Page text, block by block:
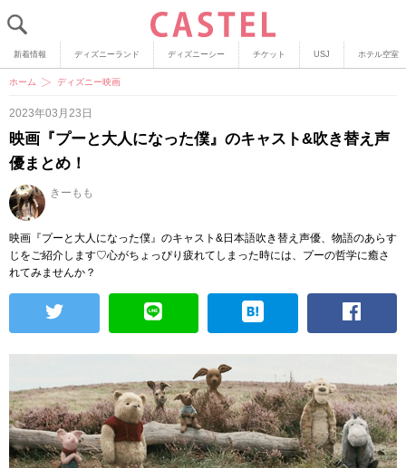
新着情報 ディズニーランド ディズニーシー チケット USJ ホテル空室
ホーム ディズニー映画
2023年03月23日
映画『プーと大人になった僕』のキャスト&吹き替え声
優まとめ！
きーもも
映画『プーと大人になった僕』のキャスト&日本語吹き替え声優、物語のあらす
じをご紹介します♡心がちょっぴり疲れてしまった時には、プーの哲学に癒さ
れてみませんか？